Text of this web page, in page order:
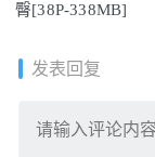
臀[38P-338MB]
发表回复